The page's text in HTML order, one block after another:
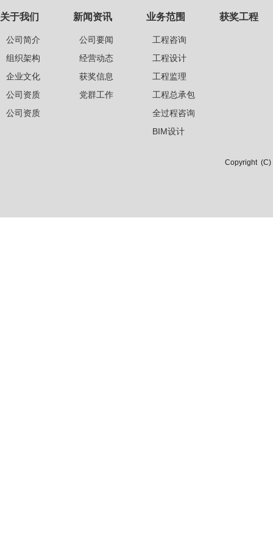
关于我们
公司简介
组织架构
企业文化
公司资质
公司资质
新闻资讯
公司要闻
经营动态
获奖信息
党群工作
业务范围
工程咨询
工程设计
工程监理
工程总承包
全过程咨询
BIM设计
获奖工程
Copyright (C)